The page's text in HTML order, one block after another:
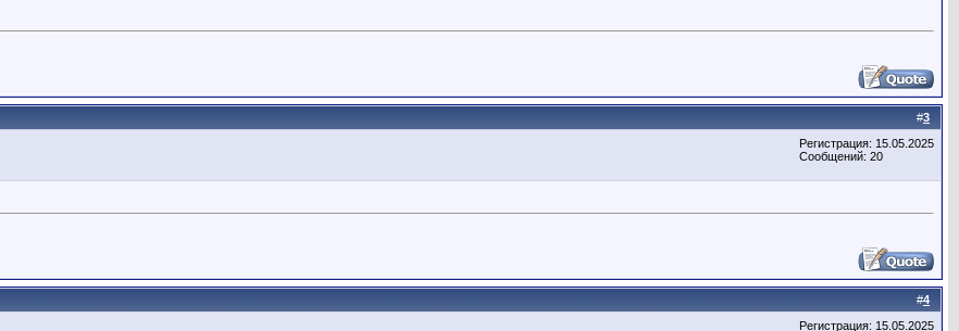
#3
Регистрация: 15.05.2025
Сообщений: 20
#4
Регистрация: 15.05.2025